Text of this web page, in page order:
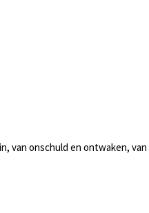
van onschuld en ontwaken,